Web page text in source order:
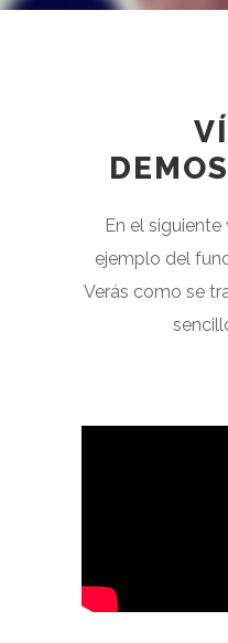
En el
ejemplo del
Verás como se